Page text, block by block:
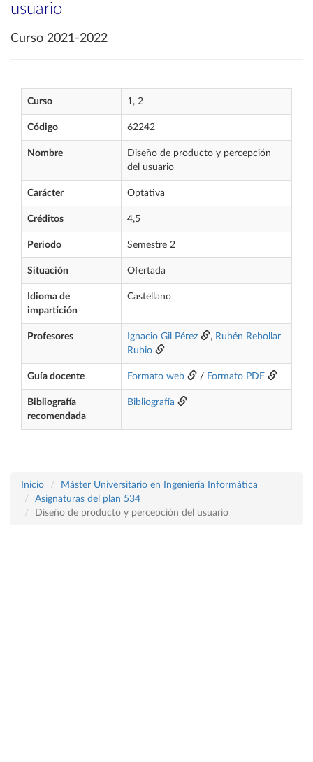
usuario
Curso 2021-2022
Curso 1, 2
Código 62242
Nombre
Diseño de producto y percepción
del usuario
Carácter Optativa
Créditos 4,5
Periodo Semestre 2
Situación Ofertada
Idioma de
impartición
Castellano
Profesores Ignacio Gil Pérez , Rubén Rebollar
Rubio
Guía docente Formato web / Formato PDF
Bibliografía
recomendada
Bibliografía
Inicio
Máster Universitario en Ingeniería Informática
Asignaturas del plan 534
Diseño de producto y percepción del usuario